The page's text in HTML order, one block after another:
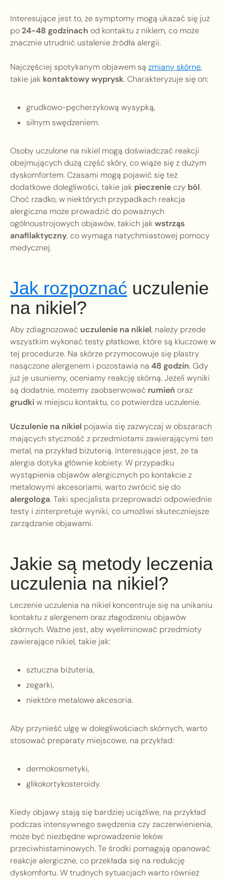
Interesujące jest to, że symptomy mogą ukazać się już
po24-48 godzinach od kontaktu z niklem, co może
znacznie utrudnić ustalenie źródła alergii.
Najczęściej spotykanym objawem są zmiany skórne,
takie jak kontaktowy wyprysk. Charakteryzuje się on:
grudkowo-pęcherzykową wysypką,
silnym swędzeniem.
Osoby uczulone na nikiel mogą doświadczać reakcji
obejmujących dużą część skóry, co wiąże się z dużym
dyskomfortem. Czasami mogą pojawić się też
dodatkowe dolegliwości, takie jak pieczenieczy ból.
Choć rzadko, w niektórych przypadkach reakcja
alergiczna może prowadzić do poważnych
ogólnoustrojowych objawów, takich jak wstrząs
anafilaktyczny, co wymaga natychmiastowej pomocy
medycznej.
Jak rozpoznać uczulenie
na nikiel?
Aby zdiagnozować uczulenie na nikiel, należy przede
wszystkim wykonać testy płatkowe, które są kluczowe w
tej procedurze. Na skórze przymocowuje się plastry
nasączone alergenem i pozostawia na 48 godzin. Gdy
już je usuniemy, oceniamy reakcję skórną. Jeżeli wyniki
są dodatnie, możemy zaobserwować rumień oraz
grudkiw miejscu kontaktu, co potwierdza uczulenie.
Uczulenie na nikiel pojawia się zazwyczaj w obszarach
mających styczność z przedmiotami zawierającymi ten
metal, na przykład biżuterią. Interesujące jest, że ta
alergia dotyka głównie kobiety. W przypadku
wystąpienia objawów alergicznych po kontakcie z
metalowymi akcesoriami, warto zwrócić się do
alergologa. Taki specjalista przeprowadzi odpowiednie
testy i zinterpretuje wyniki, co umożliwi skuteczniejsze
zarządzanie objawami.
Jakie są metody leczenia
uczulenia na nikiel?
Leczenie uczulenia na nikiel koncentruje się na unikaniu
kontaktu z alergenem oraz złagodzeniu objawów
skórnych. Ważne jest, aby wyeliminować przedmioty
zawierające nikiel, takie jak:
sztuczna biżuteria,
zegarki,
niektóre metalowe akcesoria.
Aby przynieść ulgę w dolegliwościach skórnych, warto
stosować preparaty miejscowe, na przykład:
dermokosmetyki,
glikokortykosteroidy.
Kiedy objawy stają się bardziej uciążliwe, na przykład
podczas intensywnego swędzenia czy zaczerwienienia,
może być niezbędne wprowadzenie leków
przeciwhistaminowych. Te środki pomagają opanować
reakcje alergiczne, co przekłada się na redukcję
dyskomfortu. W trudnych sytuacjach warto również